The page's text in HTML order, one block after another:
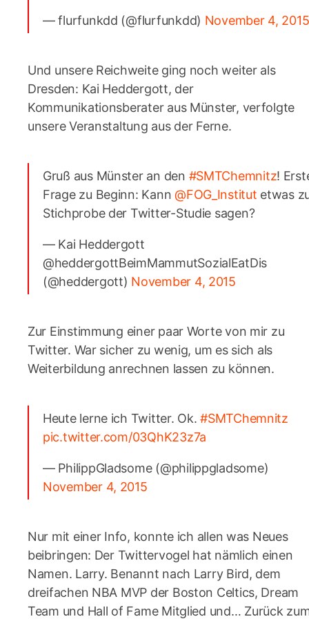
— flurfunkdd (@flurfunkdd) November 4, 2015
Und unsere Reichweite ging noch weiter als
Dresden: Kai Heddergott, der
Kommunikationsberater aus Münster, verfolgte
unsere Veranstaltung aus der Ferne.
Gruß aus Münster an den #SMTChemnitz!
Frage zu Beginn: Kann@FOG_Institut etwas
Stichprobe der Twitter-Studie sagen?
— Kai Heddergott
@heddergottBeimMammutSozialEatDis
(@heddergott) November 4, 2015
Zur Einstimmung einer paar Worte von mir zu
Twitter. War sicher zu wenig, um es sich als
Weiterbildung anrechnen lassen zu können.
Heute lerne ich Twitter. Ok.#SMTChemnitz
pic.twitter.com/03QhK23z7a
— PhilippGladsome (@philippgladsome)
November 4, 2015
Nur mit einer Info, konnte ich allen was Neues
beibringen: Der Twittervogel hat nämlich einen
Namen. Larry. Benannt nach Larry Bird, dem
dreifachen NBA MVP der Boston Celtics, Dream
Team und Hall of Fame Mitglied und… Zurück